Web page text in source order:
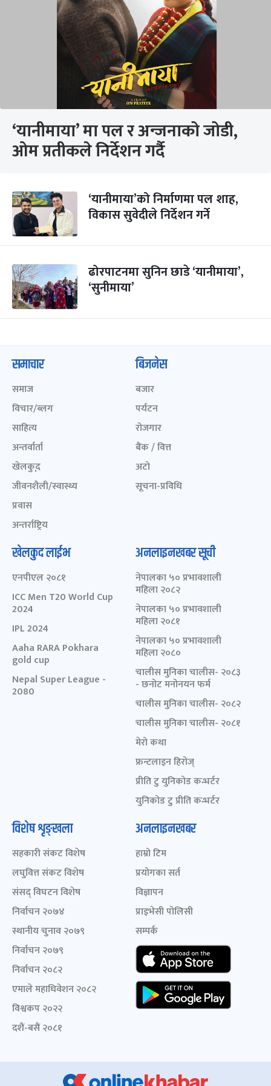
‘यानीमाया’ मा पल र अन्जनाको जोडी,
ओम प्रतीकले निर्देशन गर्दै
‘यानीमाया’को निर्माणमा पल शाह,
विकास सुवेदीले निर्देशन गर्ने
ढोरपाटनमा सुनिन छाडे ‘यानीमाया’,
‘सुनीमाया’
समाचार
समाज
विचार/ब्लग
साहित्य
अन्तर्वार्ता
खेलकुद़़
जीवनशैली/स्वास्थ्य
प्रवास
अन्तर्राष्ट्रिय
बिजनेस
बजार
पर्यटन
रोजगार
बैंक / वित्त
अटो
सूचना-प्रविधि
खेलकुद लाईभ
एनपीएल २०८१
ICC Men T20 World Cup
2024
IPL 2024
Aaha RARA Pokhara
gold cup
Nepal Super League -
2080
अनलाइनखबर सूची
नेपालका ५० प्रभावशाली
महिला २०८२
नेपालका ५० प्रभावशाली
महिला २०८१
नेपालका ५० प्रभावशाली
महिला २०८०
चालीस मुनिका चालीस- २०८३
- छनोट मनोनयन फर्म
चालीस मुनिका चालीस- २०८२
चालीस मुनिका चालीस- २०८१
मेरो कथा
फ्रन्टलाइन हिरोज्
प्रीति टु युनिकोड कन्भर्टर
युनिकोड टु प्रीति कन्भर्टर
विशेष शृङ्खला
सहकारी संकट विशेष
लघुवित्त संकट विशेष
संसद् विघटन विशेष
निर्वाचन २०७४
स्थानीय चुनाव २०७९
निर्वाचन २०७९
निर्वाचन २०८२
एमाले महाधिवेशन २०८२
विश्वकप २०२२
दशैं-बसैं २०८१
अनलाइनखबर
हाम्रो टिम
प्रयोगका सर्त
विज्ञापन
प्राइभेसी पोलिसी
सम्पर्क